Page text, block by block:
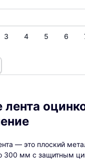
3 4 5 6
лента
— это плоский
300 мм с защитным